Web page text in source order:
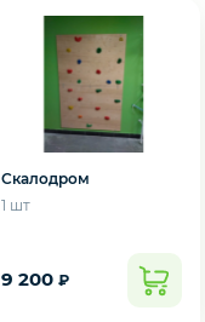
Скалодром
1 шт
9 200 ₽